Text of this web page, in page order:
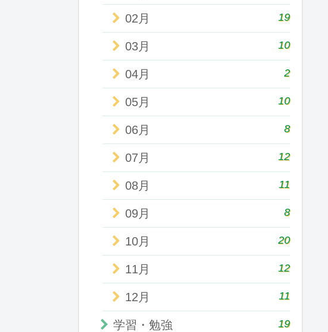
02月 19
03月 10
04月 2
05月 10
06月 8
07月 12
08月 11
09月 8
10月 20
11月 12
12月 11
学習・勉強 19